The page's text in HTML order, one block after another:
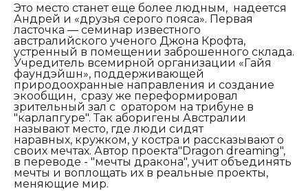
Это место станет еще более людным, надеется
Андрей и «друзья серого пояса». Первая
ласточка — семинар известного
австралийского ученого Джона Крофта,
устренный в помещении заброшенного склада.
Учредитель всемирной организации «Гайя
фаундэйшн», поддерживающей
природоохранные направления и создание
экообщин, сразу же переформировал
зрительный зал с оратором на трибуне в
"карлапгуре". Так аборигены Австралии
называют место, где люди сидят
наравных, кружком, у костра и рассказывают о
своих мечтах. Автор проекта"Dragon dreaming",
в переводе - "мечты дракона", учит объединять
мечты и воплощать их в реальные проекты,
меняющие мир.